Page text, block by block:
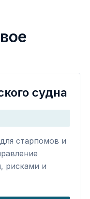
судна
старпомов и
рисками и